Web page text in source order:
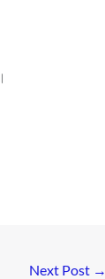
Next Post →